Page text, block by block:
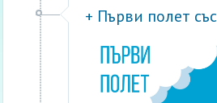
+ Първи полет